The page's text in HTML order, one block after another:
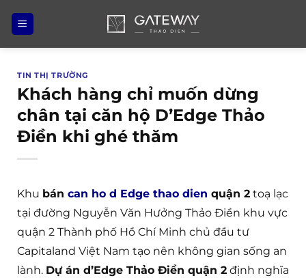
qua
nội
TIN THỊ TRƯỜNG
Khách hàng chỉ muốn dừng
chân tại căn hộ D’Edge Thảo
Điền khi ghé thăm
Khu bán can ho d Edge thao dien quận 2 toạ lạc
tại đường Nguyễn Văn Hưởng Thảo Điền khu vực
quận 2 Thành phố Hồ Chí Minh chủ đầu tư
Capitaland Việt Nam tạo nên không gian sống an
lành. Dự án d’Edge Thảo Điền quận 2 định nghĩa